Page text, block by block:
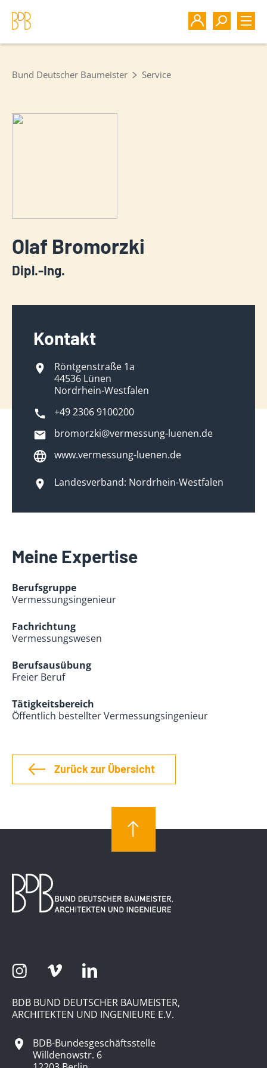
Bund Deutscher Baumeister Service
Olaf Bromorzki
Dipl.-Ing.
Kontakt
Röntgenstraße 1a
44536 Lünen
Nordrhein-Westfalen
+49 2306 9100200
bromorzki@vermessung-luenen.de
www.vermessung-luenen.de
Landesverband: Nordrhein-Westfalen
Meine Expertise
Berufsgruppe
Vermessungsingenieur
Fachrichtung
Vermessungswesen
Berufsausübung
Freier Beruf
Tätigkeitsbereich
Öffentlich bestellter Vermessungsingenieur
Zurück zur Übersicht
BDB BUND DEUTSCHER BAUMEISTER,
ARCHITEKTEN UND INGENIEURE E.V.
BDB-Bundesgeschäftsstelle
Willdenowstr. 6